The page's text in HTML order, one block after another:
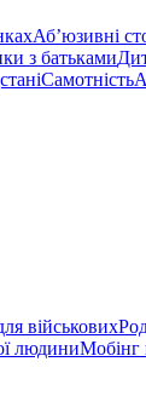
Абʼюзивні
з батьками
Самотність
військових
людиниМобінг